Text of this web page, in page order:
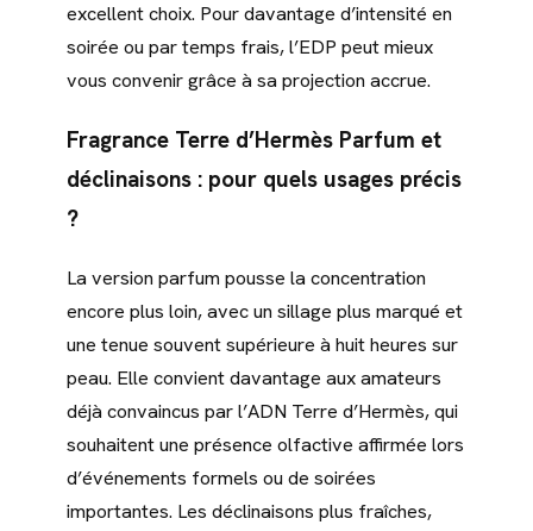
excellent choix. Pour davantage d’intensité en
soirée ou par temps frais, l’EDP peut mieux
vous convenir grâce à sa projection accrue.
Fragrance Terre d’Hermès Parfum et
déclinaisons : pour quels usages précis
?
La version parfum pousse la concentration
encore plus loin, avec un sillage plus marqué et
une tenue souvent supérieure à huit heures sur
peau. Elle convient davantage aux amateurs
déjà convaincus par l’ADN Terre d’Hermès, qui
souhaitent une présence olfactive affirmée lors
d’événements formels ou de soirées
importantes. Les déclinaisons plus fraîches,